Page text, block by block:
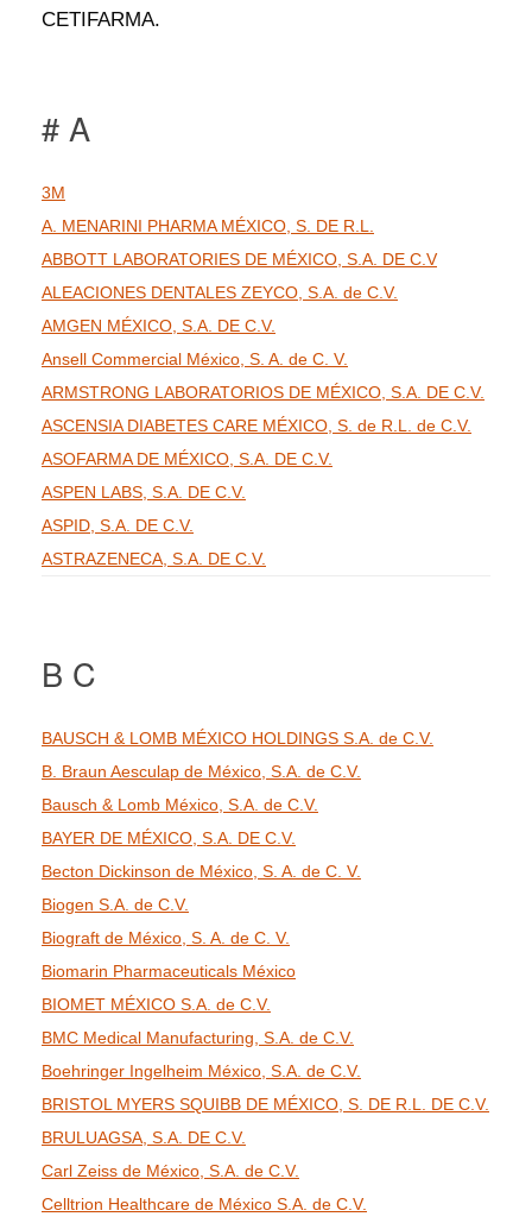
CETIFARMA.
# A
3M
A. MENARINI PHARMA MÉXICO, S. DE R.L.
ABBOTT LABORATORIES DE MÉXICO, S.A. DE C.V
ALEACIONES DENTALES ZEYCO, S.A. de C.V.
AMGEN MÉXICO, S.A. DE C.V.
Ansell Commercial México, S. A. de C. V.
ARMSTRONG LABORATORIOS DE MÉXICO, S.A. DE C.V.
ASCENSIA DIABETES CARE MÉXICO, S. de R.L. de C.V.
ASOFARMA DE MÉXICO, S.A. DE C.V.
ASPEN LABS, S.A. DE C.V.
ASPID, S.A. DE C.V.
ASTRAZENECA, S.A. DE C.V.
B C
BAUSCH & LOMB MÉXICO HOLDINGS S.A. de C.V.
B. Braun Aesculap de México, S.A. de C.V.
Bausch & Lomb México, S.A. de C.V.
BAYER DE MÉXICO, S.A. DE C.V.
Becton Dickinson de México, S. A. de C. V.
Biogen S.A. de C.V.
Biograft de México, S. A. de C. V.
Biomarin Pharmaceuticals México
BIOMET MÉXICO S.A. de C.V.
BMC Medical Manufacturing, S.A. de C.V.
Boehringer Ingelheim México, S.A. de C.V.
BRISTOL MYERS SQUIBB DE MÉXICO, S. DE R.L. DE C.V.
BRULUAGSA, S.A. DE C.V.
Carl Zeiss de México, S.A. de C.V.
Celltrion Healthcare de México S.A. de C.V.